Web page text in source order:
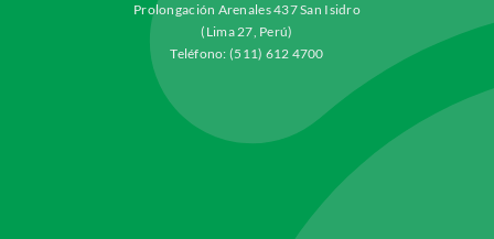
Prolongación Arenales 437 San Isidro
(Lima 27, Perú)
Teléfono: (511) 612 4700